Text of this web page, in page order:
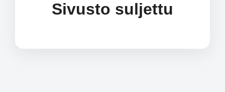
Sivusto suljettu